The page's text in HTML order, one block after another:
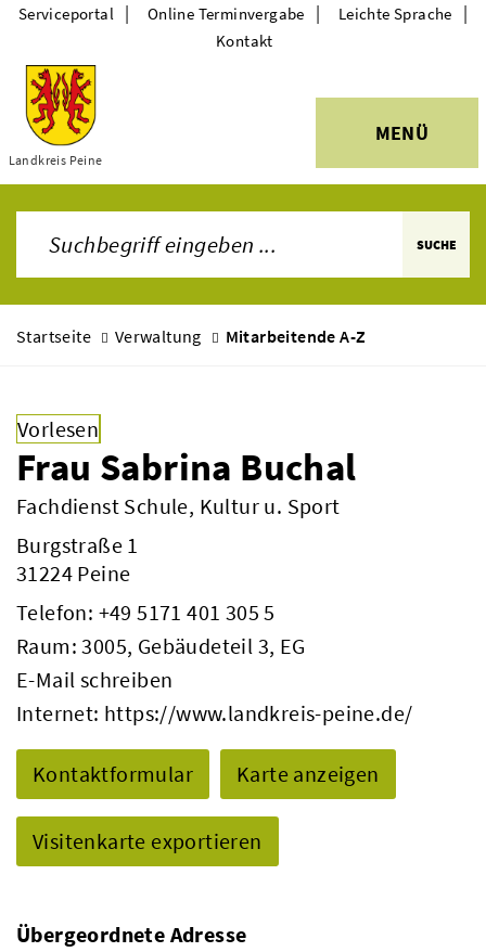
Themen
Landkreis Peine
MENÜ
Serviceportal | Online Terminvergabe | Leichte Sprache |
Kontakt
SUCHE
Startseite Verwaltung Mitarbeitende A-Z
Vorlesen
Frau Sabrina Buchal
Fachdienst Schule, Kultur u. Sport
Burgstraße 1
31224 Peine
Telefon: +49 5171 401 305 5
Raum: 3005, Gebäudeteil 3, EG
E-Mail schreiben
Internet: https://www.landkreis-peine.de/
Kontaktformular Karte anzeigen
Visitenkarte exportieren
Übergeordnete Adresse